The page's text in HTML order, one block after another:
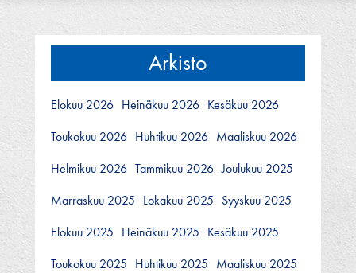
Arkisto
Elokuu 2026 Heinäkuu 2026 Kesäkuu 2026
Toukokuu 2026 Huhtikuu 2026 Maaliskuu 2026
Helmikuu 2026 Tammikuu 2026 Joulukuu 2025
Marraskuu 2025 Lokakuu 2025 Syyskuu 2025
Elokuu 2025 Heinäkuu 2025 Kesäkuu 2025
Toukokuu 2025 Huhtikuu 2025 Maaliskuu 2025